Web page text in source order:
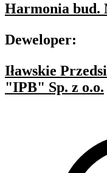
Harmonia bud.
Deweloper:
Iławskie
"IPB" Sp. z o.o.